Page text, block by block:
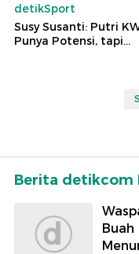
detikSport
Susy Susanti: Putri
Punya Potensi, tapi...
Berita detikcom
Buah